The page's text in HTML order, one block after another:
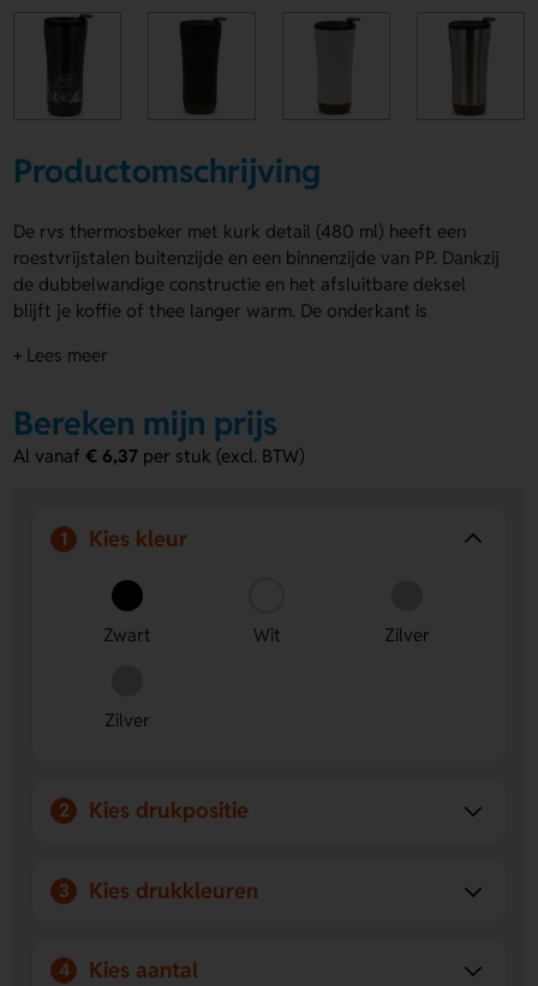
Productomschrijving
De rvs thermosbeker met kurk detail (480 ml) heeft een
roestvrijstalen buitenzijde en een binnenzijde van PP. Dankzij
de dubbelwandige constructie en het afsluitbare deksel
blijft je koffie of thee langer warm. De onderkant is
druppels opvangt. De rvs thermosbeker met kurk detail
gegraveerd worden. Geleverd in geschenkverpakking.
Voordelen van de rvs thermosbeker
Houdt dranken langer warm:
constructie en afsluitbaar deksel zorgen voor goede
Kurk tegen krassen en kringen:
van oppervlakken en opvang van druppels.
+ Lees meer
Bereken mijn prijs
Al vanaf€ 6,37 per stuk (excl. BTW)
1 Kies kleur
Zwart Wit Zilver
Zilver
2 Kies drukpositie
3 Kies drukkleuren
4 Kies aantal